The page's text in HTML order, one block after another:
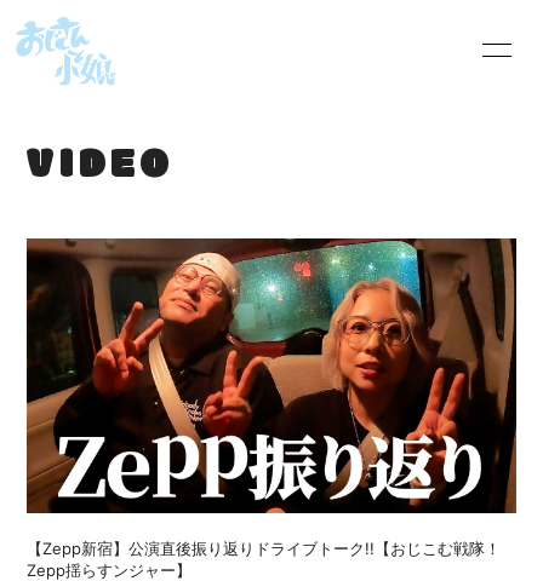
SHOP
PROFILE VIDEO
DISCOGRAPHY 会員限定音源
BLOG MOVIE
RADIO PHOTO
オジコムRADIOへ
のお便り
おじこむの本棚
VIDEO
【Zepp新宿】公演直後振り返りドライブトーク!!【おじこむ戦隊！
Zepp揺らすンジャー】